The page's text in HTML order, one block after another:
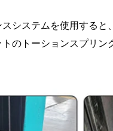
システムを使用する
のトーションスプリ